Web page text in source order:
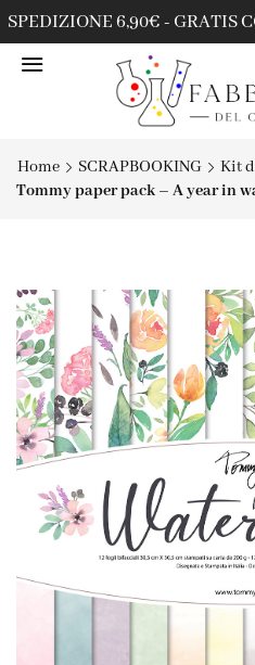
SPEDIZIONE 6,90€ - GRATIS
Home SCRAPBOOKING
Kit
Tommy paper pack – A year in